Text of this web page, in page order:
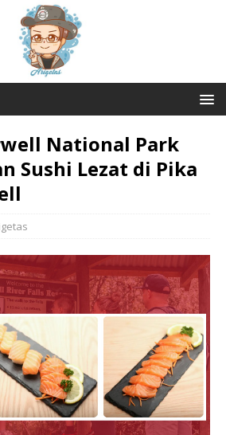
National Park
Sushi Lezat di Pika